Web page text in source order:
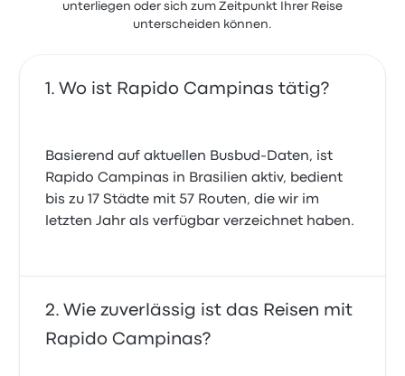
unterliegen oder sich zum Zeitpunkt Ihrer Reise
unterscheiden können.
Wo ist Rapido Campinas tätig?
Basierend auf aktuellen Busbud-Daten, ist
Rapido Campinas in Brasilien aktiv, bedient
bis zu 17 Städte mit 57 Routen, die wir im
letzten Jahr als verfügbar verzeichnet haben.
Wie zuverlässig ist das Reisen mit
Rapido Campinas?